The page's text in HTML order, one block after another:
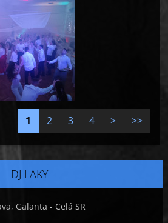
1 2 3 4 > >>
DJ LAKY
Galanta - Celá SR